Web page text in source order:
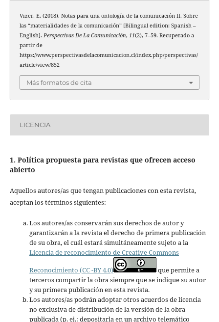
Vizer, E. (2018). Notas para una ontología de la comunicación II. Sobre
las “materialidades de la comunicación” [Bilingual edition: Spanish –
English]. Perspectivas De La Comunicación, 11(2), 7–59. Recuperado a
partir de
https://www.perspectivasdelacomunicacion.cl/index.php/perspectivas/
article/view/852
Más formatos de cita
LICENCIA
1. Política propuesta para revistas que ofrecen acceso
abierto
Aquellos autores/as que tengan publicaciones con esta revista,
aceptan los términos siguientes:
Los autores/as conservarán sus derechos de autor y
garantizarán a la revista el derecho de primera publicación
de su obra, el cuál estará simultáneamente sujeto a la
Licencia de reconocimiento de Creative Commons
Reconocimiento (CC -BY 4.0)
que permite a
terceros compartir la obra siempre que se indique su autor
y su primera publicación en esta revista.
Los autores/as podrán adoptar otros acuerdos de licencia
no exclusiva de distribución de la versión de la obra
publicada (p. ej.: depositarla en un archivo telemático